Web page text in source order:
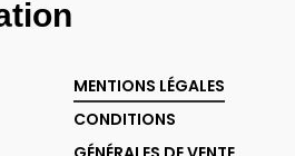
MENTIONS LÉGALES
CONDITIONS